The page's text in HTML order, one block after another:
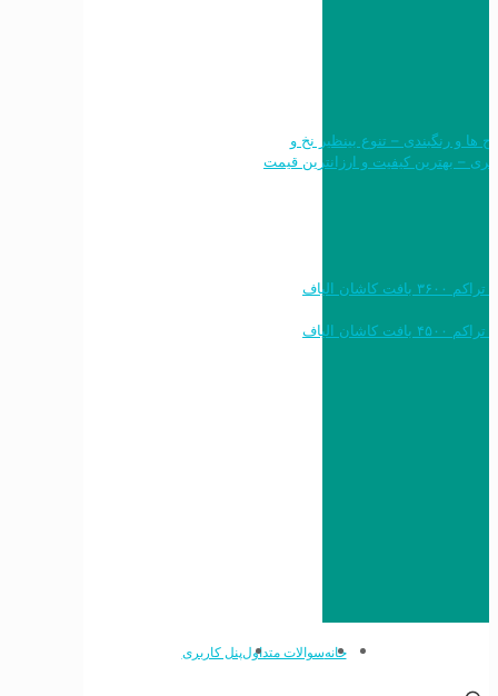
طرح ها و رنگبندی – تنوع بینظیر نخ و
خرید به قیمت فرش ماشینی ۱۲۰۰ شانه تراکم ۳۶۰۰ بافت کاشان الیاف
خرید به قیمت فرش ماشینی ۱۵۰۰ شانه تراکم ۴۵۰۰ بافت کاشان الیاف
خانهسوالات متداولپنل کاربری